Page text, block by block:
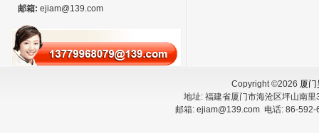
邮箱: ejiam@139.com
Copyright ©2026 厦
地址: 福建省厦门市海沧区坪山南
邮箱: ejiam@139.com 电话: 86-